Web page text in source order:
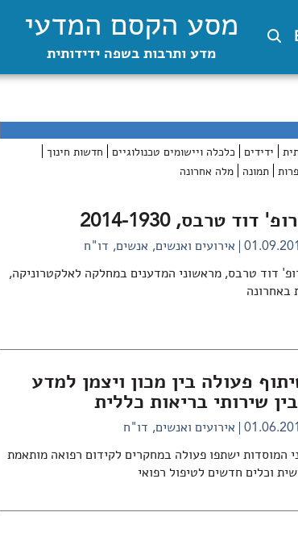
מסע הקסם המדעי
מדע ותרבות בשפה ידידותית
ידידים כלכלה ויישומים טכנולוגיים
חדשות חינוך
תמונה מלה אחרונה
דוד טרבס, 2014-1930
אירועים ואנשים אנשים דו"ח
דוד טרבס, מראשוני המדענים במחלקה לאלקטרוניקה,
באחרונה
פעולה בין מכון ויצמן למדע
שירותי בריאות כללית
אירועים ואנשים דו"ח
המוסדות ישתפו פעולה במחקרים לקידום רפואה מותאמת
וכלים חדשים לטיפול רפואי